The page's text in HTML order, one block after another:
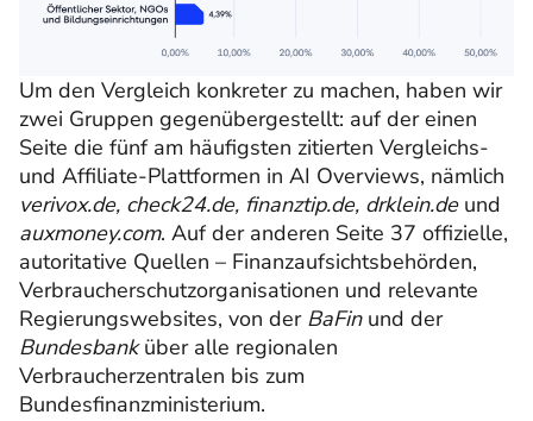
Um den Vergleich konkreter zu machen, haben wir
zwei Gruppen gegenübergestellt: auf der einen
Seite die fünf am häufigsten zitierten Vergleichs-
und Affiliate-Plattformen in AI Overviews, nämlich
verivox.de, check24.de, finanztip.de, drklein.de und
auxmoney.com. Auf der anderen Seite 37 offizielle,
autoritative Quellen – Finanzaufsichtsbehörden,
Verbraucherschutzorganisationen und relevante
Regierungswebsites, von der BaFinund der
Bundesbanküber alle regionalen
Verbraucherzentralen bis zum
Bundesfinanzministerium.